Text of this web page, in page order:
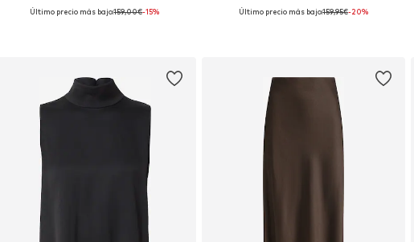
Tallas disponibles: XS, S, M, L, XL
Último precio más bajo:159,00€-15% Último precio más bajo:159,95€-20%